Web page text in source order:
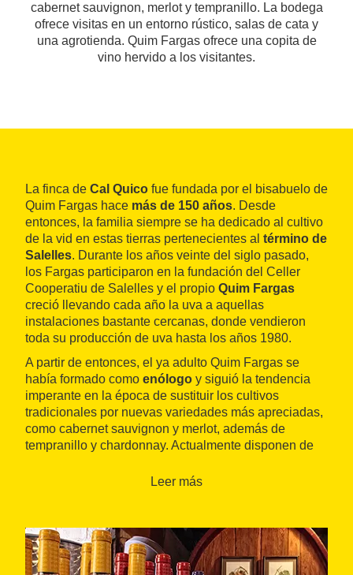
cabernet sauvignon, merlot y tempranillo. La bodega
ofrece visitas en un entorno rústico, salas de cata y
una agrotienda. Quim Fargas ofrece una copita de
vino hervido a los visitantes.
La finca de Cal Quico fue fundada por el bisabuelo de
Quim Fargas hace más de 150 años. Desde
entonces, la familia siempre se ha dedicado al cultivo
de la vid en estas tierras pertenecientes al término de
Salelles. Durante los años veinte del siglo pasado,
los Fargas participaron en la fundación del Celler
Cooperatiu de Salelles y el propio Quim Fargas
creció llevando cada año la uva a aquellas
instalaciones bastante cercanas, donde vendieron
toda su producción de uva hasta los años 1980.
A partir de entonces, el ya adulto Quim Fargas se
había formado como enólogo y siguió la tendencia
imperante en la época de sustituir los cultivos
tradicionales por nuevas variedades más apreciadas,
como cabernet sauvignon y merlot, además de
tempranillo y chardonnay. Actualmente disponen de
familia piensa que es la ideal para poder encargarse
consiste en no vender ni comprar uva ni vino, y así
elaboran unas 35.000 botellas anuales.
Unos vinos que, durante veinte años, han vendido
Leer más